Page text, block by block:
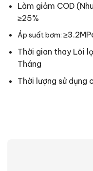
Làm giảm COD
≥25%
Áp suất bơm:
Thời gian thay Lõi
Tháng
Thời lượng sử dụng